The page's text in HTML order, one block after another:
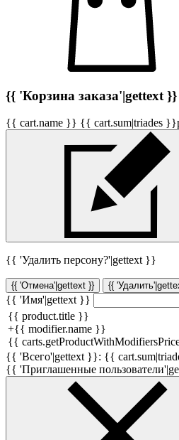
{{ 'Корзина заказа'|gettext }}
{{ cart.name }} {{ cart.sum|triades }}
{{ 'Удалить персону?'|gettext }}
{{ 'Отмена'|gettext }} {{
{{ 'Имя'|gettext }}
{{ product.title }}
+{{ modifier.name }}
{{
{{ 'Всего'|gettext }}: {{
{{ 'Приглашенные